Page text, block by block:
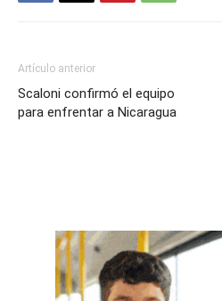
Artículo anterior
Scaloni confirmó el equipo
para enfrentar a Nicaragua